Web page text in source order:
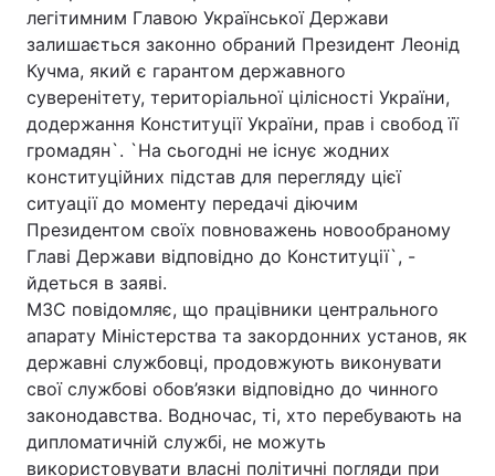
Головна
Україна Політика
Економіка Світ
Спорт Наука
легітимним Главою Української Держави
залишається законно обраний Президент Леонід
Кучма, який є гарантом державного
суверенітету, територіальної цілісності України,
додержання Конституції України, прав і свобод її
громадян`. `На сьогодні не існує жодних
конституційних підстав для перегляду цієї
ситуації до моменту передачі діючим
Президентом своїх повноважень новообраному
Главі Держави відповідно до Конституції`, -
йдеться в заяві.
МЗС повідомляє, що працівники центрального
апарату Міністерства та закордонних установ, як
державні службовці, продовжують виконувати
свої службові обов’язки відповідно до чинного
законодавства. Водночас, ті, хто перебувають на
дипломатичній службі, не можуть
використовувати власні політичні погляди при